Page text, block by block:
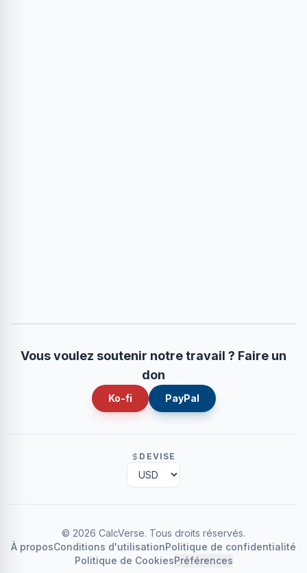
Vous voulez soutenir notre travail ? Faire un
don
Ko-fi PayPal
DEVISE
© 2026 CalcVerse. Tous droits réservés.
À proposConditions d'utilisationPolitique de confidentialité
Politique de CookiesPréférences